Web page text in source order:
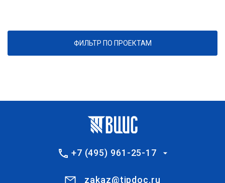
ФИЛЬТР ПО ПРОЕКТАМ
+7 (495) 961-25-17
zakaz@tipdoc.ru